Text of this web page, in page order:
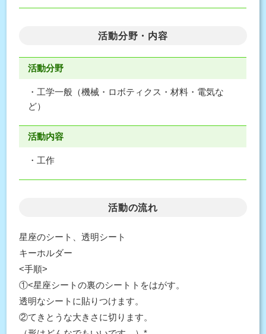
活動分野・内容
活動分野
・工学一般（機械・ロボティクス・材料・電気な
ど）
活動内容
・工作
活動の流れ
星座のシート、透明シート
キーホルダー
<手順>
①<星座シートの裏のシートトをはがす。
透明なシートに貼りつけます。
②てきとうな大きさに切ります。